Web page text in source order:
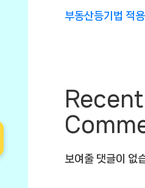
부동산등기법 적
Recent
보여줄 댓글이 없